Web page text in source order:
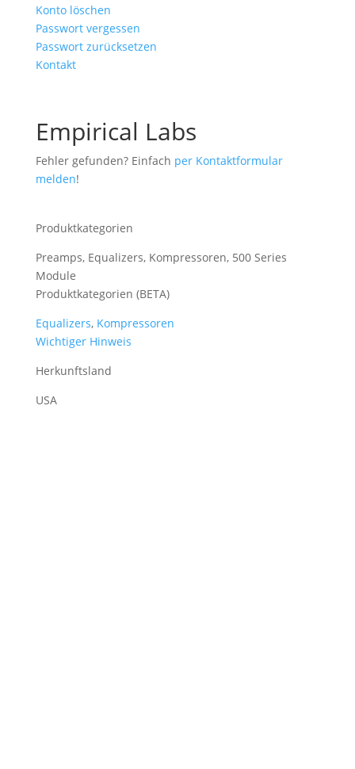
Konto löschen
Passwort vergessen
Passwort zurücksetzen
Kontakt
Empirical Labs
Fehler gefunden? Einfach per Kontaktformular
melden!
Produktkategorien
Preamps, Equalizers, Kompressoren, 500 Series
Module
Produktkategorien (BETA)
Equalizers, Kompressoren
Wichtiger Hinweis
Herkunftsland
USA